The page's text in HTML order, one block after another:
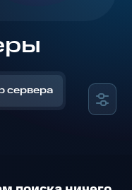
сервера